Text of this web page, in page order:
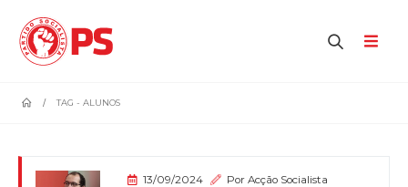
TAG - ALUNOS
13/09/2024 PorAcção Socialista